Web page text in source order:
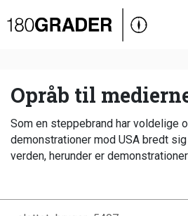
Oversigt
Debat
Video
Podcast
Opråb til
Som en steppebrand har voldelige
demonstrationer mod USA bredt
verden, herunder er